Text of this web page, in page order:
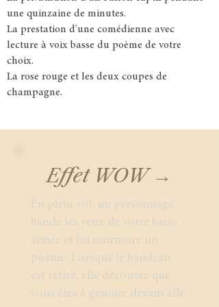
une quinzaine de minutes.
La prestation d'une comédienne avec
lecture à voix basse du poème de votre
choix.
La rose rouge et les deux coupes de
champagne.
Effet WOW →
En plein vol, un personnage
bande les yeux de votre bien-
aimée et lui murmure un
poème. Lorsque le bandeau
est retiré, elle découvre que
vous êtes à genoux devant elle